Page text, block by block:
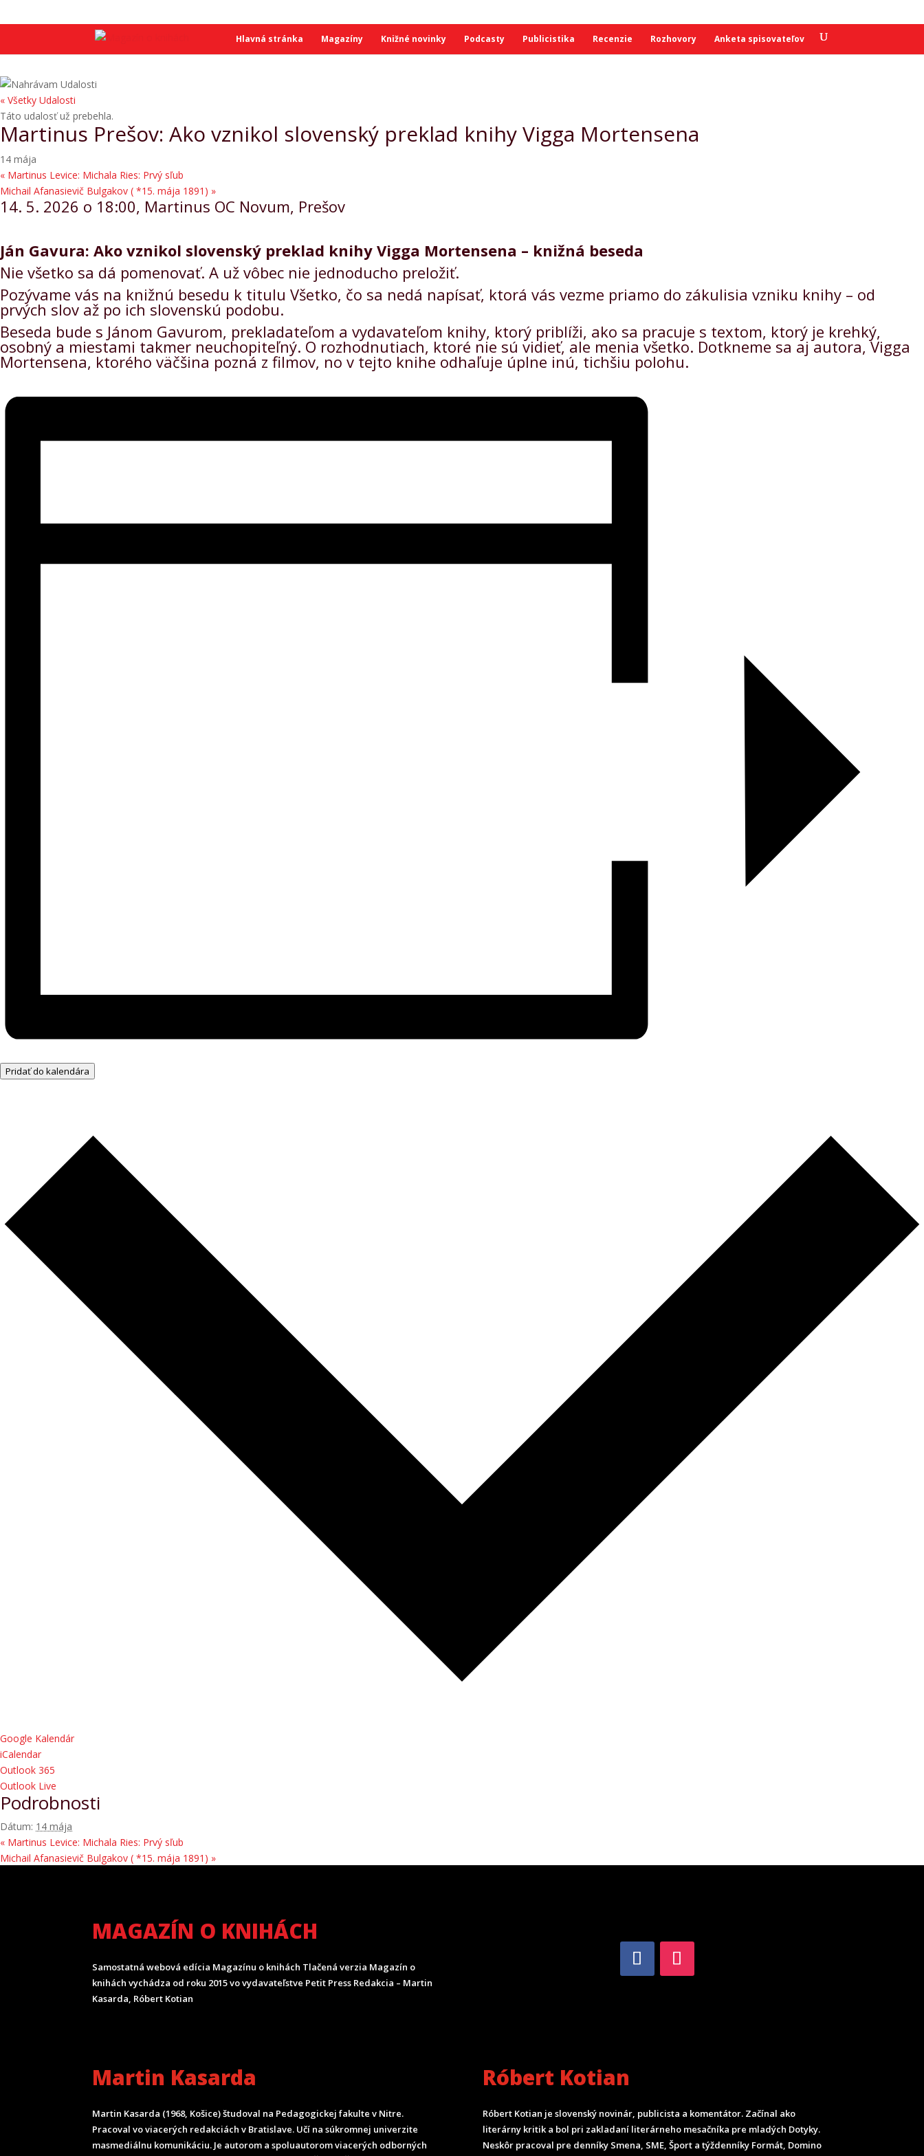
Hlavná stránka Magazíny Knižné novinky Podcasty Publicistika Recenzie Rozhovory Anketa spisovateľov
« Všetky Udalosti
Táto udalosť už prebehla.
Martinus Prešov: Ako vznikol slovenský preklad knihy Vigga Mortensena
14 mája
« Martinus Levice: Michala Ries: Prvý sľub
Michail Afanasievič Bulgakov ( *15. mája 1891) »
14. 5. 2026 o 18:00, Martinus OC Novum, Prešov
Ján Gavura: Ako vznikol slovenský preklad knihy Vigga Mortensena – knižná beseda
Nie všetko sa dá pomenovať. A už vôbec nie jednoducho preložiť.
Pozývame vás na knižnú besedu k titulu Všetko, čo sa nedá napísať, ktorá vás vezme priamo do zákulisia vzniku knihy – od
prvých slov až po ich slovenskú podobu.
Beseda bude s Jánom Gavurom, prekladateľom a vydavateľom knihy, ktorý priblíži, ako sa pracuje s textom, ktorý je krehký,
osobný a miestami takmer neuchopiteľný. O rozhodnutiach, ktoré nie sú vidieť, ale menia všetko. Dotkneme sa aj autora, Vigga
Mortensena, ktorého väčšina pozná z filmov, no v tejto knihe odhaľuje úplne inú, tichšiu polohu.
Pridať do kalendára
Google Kalendár
iCalendar
Outlook 365
Outlook Live
Podrobnosti
Dátum: 14 mája
« Martinus Levice: Michala Ries: Prvý sľub
Michail Afanasievič Bulgakov ( *15. mája 1891) »
MAGAZÍN O KNIHÁCH
Samostatná webová edícia Magazínu o knihách Tlačená verzia Magazín o
knihách vychádza od roku 2015 vo vydavateľstve Petit Press Redakcia – Martin
Kasarda, Róbert Kotian
Martin Kasarda
Martin Kasarda (1968, Košice) študoval na Pedagogickej fakulte v Nitre.
Pracoval vo viacerých redakciách v Bratislave. Učí na súkromnej univerzite
masmediálnu komunikáciu. Je autorom a spoluautorom viacerých odborných
Róbert Kotian
Róbert Kotian je slovenský novinár, publicista a komentátor. Začínal ako
literárny kritik a bol pri zakladaní literárneho mesačníka pre mladých Dotyky.
Neskôr pracoval pre denníky Smena, SME, Šport a týždenníky Formát, Domino